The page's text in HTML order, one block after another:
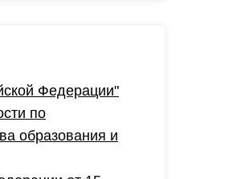
Федерации"
по
образования и